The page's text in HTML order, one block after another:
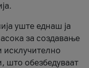
уште еднаш ја
за создавање
исклучително
што обезбедуваат